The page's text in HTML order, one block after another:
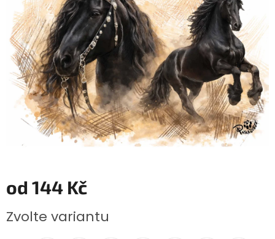
5
hvězdiček.
od 144 Kč
cena:
Zvolte variantu